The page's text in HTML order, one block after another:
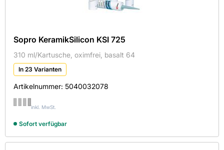
Sopro KeramikSilicon KSI 725
310 ml/Kartusche, oximfrei, basalt 64
In 23 Varianten
Artikelnummer: 5040032078
inkl. MwSt.
Sofort verfügbar